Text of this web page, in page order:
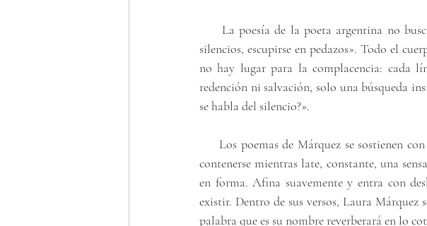
La poesía de la poeta argentina no
silencios, escupirse en pedazos». Todo el
no hay lugar para la complacencia: cada
redención ni salvación, solo una búsqueda
se habla del silencio?».
Los poemas de Márquez se sostienen
contenerse mientras late, constante, una
en forma. Afina suavemente y entra con
existir. Dentro de sus versos, Laura
palabra que es su nombre reverberará en lo